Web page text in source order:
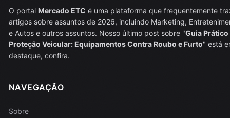
O portal Mercado ETC é uma plataforma que frequentemente
artigos sobre assuntos de 2026, incluindo Marketing,
e Autos e outros assuntos. Nosso último post sobre "Guia Prático
Proteção Veicular: Equipamentos Contra Roubo e Furto" está
destaque, confira.
NAVEGAÇÃO
Sobre